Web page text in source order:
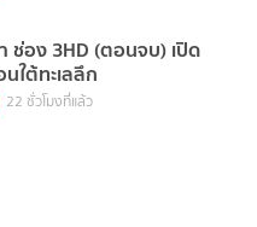
ช่อง 3HD (ตอนจบ) เปิด
ใต้ทะเลลึก
22 ชั่วโมงที่แล้ว